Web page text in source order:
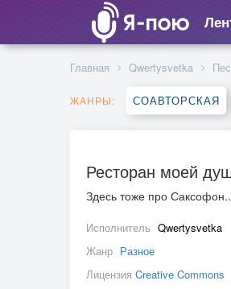
Главная Qwertysvetka
ЖАНРЫ: СОАВТОРСКАЯ
Ресторан моей
Здесь тоже про
Исполнитель Qwertysvetka
Жанр Разное
Лицензия Creative Commons